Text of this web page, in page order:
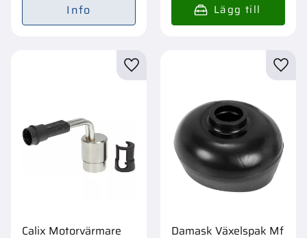
Info
Calix Motorvärmare
Lägg till i favoriter
Damask Växelspak Mf